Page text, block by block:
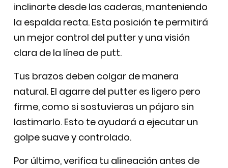
inclinarte desde las caderas, manteniendo
la espalda recta. Esta posición te permitirá
un mejor control del putter y una visión
clara de la línea de putt.
Tus brazos deben colgar de manera
natural. El agarre del putter es ligero pero
firme, como si sostuvieras un pájaro sin
lastimarlo. Esto te ayudará a ejecutar un
golpe suave y controlado.
Por último, verifica tu alineación antes de